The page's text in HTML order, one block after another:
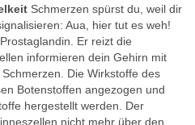
Schmerzen spürst du, weil dir
Aua, hier tut es weh!
Er reizt die
informieren dein Gehirn mit
Die Wirkstoffe des
Botenstoffen angezogen und
hergestellt werden. Der
nicht mehr über den